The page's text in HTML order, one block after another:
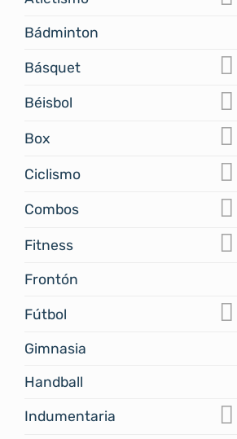
Bádminton
Básquet
Béisbol
Box
Ciclismo
Combos
Fitness
Frontón
Fútbol
Gimnasia
Handball
Indumentaria